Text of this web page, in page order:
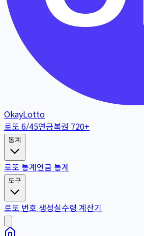
OkayLotto
로또 6/45연금복권 720+
통계
로또 통계연금 통계
도구
로또 번호 생성실수령 계산기